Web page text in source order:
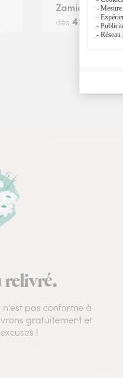
Zamioculcas
dès 49,95€
relivré.
pas conforme à
gratuitement et
!